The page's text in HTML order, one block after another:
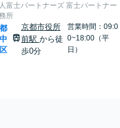
富士パートナーズ 富士パートナー
所
京都市役所
前駅 から徒
歩0分
営業時間：09:0
0~18:00（平
日）